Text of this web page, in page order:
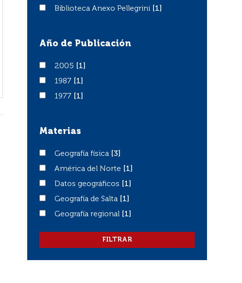
Biblioteca Anexo Pellegrini
Biblioteca Anexo Pellegrini [1]
Año de Publicación
20052005
[1]
19871987
[1]
19771977 [1]
Materias
Geografía física
Geografía física
[3]
América del Norte
América del Norte
[1]
Datos geográficos
Datos geográficos
[1]
Geografía de Salta
Geografía de Salta
[1]
Geografía regional
Geografía regional [1]